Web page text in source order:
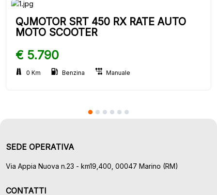
QJMOTOR SRT 450 RX RATE AUTO
MOTO SCOOTER
€ 5.790
0 Km Benzina Manuale
SEDE OPERATIVA
Via Appia Nuova n.23 - km19,400, 00047 Marino (RM)
CONTATTI